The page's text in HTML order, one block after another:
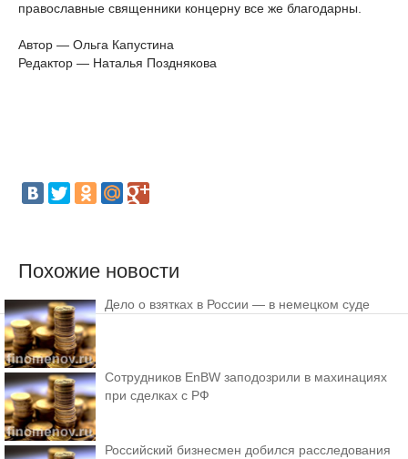
православные священники концерну все же благодарны.
Автор — Ольга Капустина
Редактор — Наталья Позднякова
Похожие новости
Дело о взятках в России — в немецком суде
Сотрудников EnBW заподозрили в махинациях
при сделках с РФ
Российский бизнесмен добился расследования